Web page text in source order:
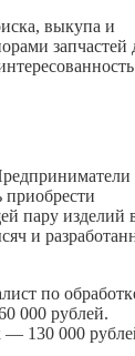
выкупа и
запчастей
приобрести
пару изделий
и
по
000 рублей.
— 130 000